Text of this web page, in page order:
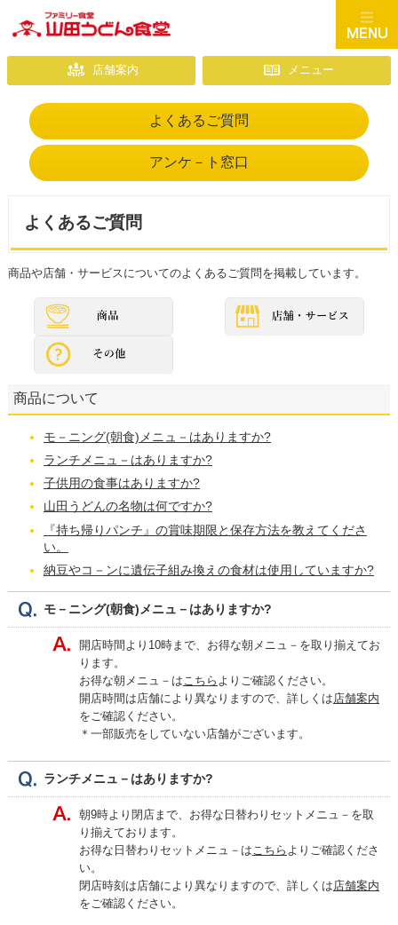
店舗案内 メニュー
よくあるご質問
アンケ－ト窓口
よくあるご質問
商品や店舗・サービスについてのよくあるご質問を掲載しています。
商品について
モ－ニング(朝食)メニュ－はありますか?
ランチメニュ－はありますか?
子供用の食事はありますか?
山田うどんの名物は何ですか?
『持ち帰りパンチ』の賞味期限と保存方法を教えてくださ
い。
納豆やコ－ンに遺伝子組み換えの食材は使用していますか?
モ－ニング(朝食)メニュ－はありますか?
開店時間より10時まで、お得な朝メニュ－を取り揃えてお
ります。
お得な朝メニュ－はこちら よりご確認ください。
開店時間は店舗により異なりますので、詳しくは店舗案内
をご確認ください。
＊一部販売をしていない店舗がございます。
ランチメニュ－はありますか?
朝9時より閉店まで、お得な日替わりセットメニュ－を取
り揃えております。
お得な日替わりセットメニュ－はこちら よりご確認くださ
い。
閉店時刻は店舗により異なりますので、詳しくは店舗案内
をご確認ください。